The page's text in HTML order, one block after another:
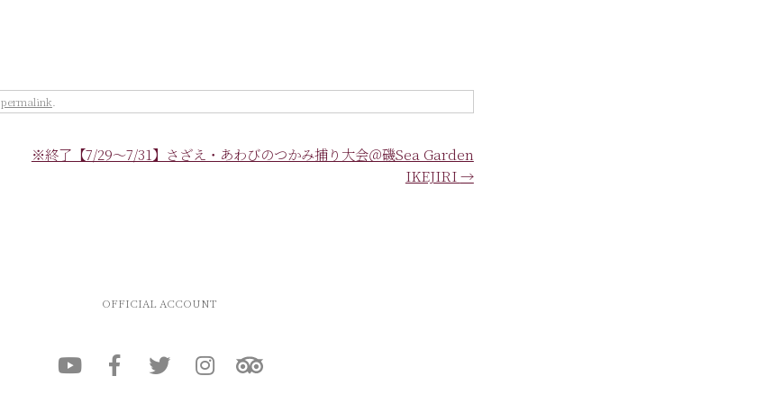
permalink
※終了【7/29～7/31】さざえ・あわびのつかみ捕り大会＠磯Sea Garden
IKEJIRI→
OFFICIAL ACCOUNT